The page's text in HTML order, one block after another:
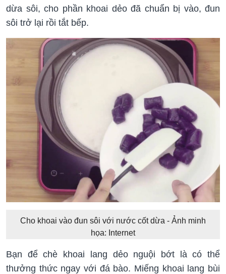
dừa sôi, cho phần khoai dẻo đã chuẩn bị vào, đun
sôi trở lại rồi tắt bếp.
Cho khoai vào đun sôi với nước cốt dừa - Ảnh minh
họa: Internet
Bạn để chè khoai lang dẻo nguội bớt là có thể
thưởng thức ngay với đá bào. Miếng khoai lang bùi